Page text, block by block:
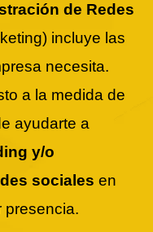
de Redes
incluye las
necesita.
a la medida de
ayudarte a
y/o
sociales en
presencia.